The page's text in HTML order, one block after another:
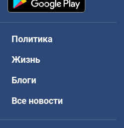
Политика
Жизнь
Блоги
Все новости